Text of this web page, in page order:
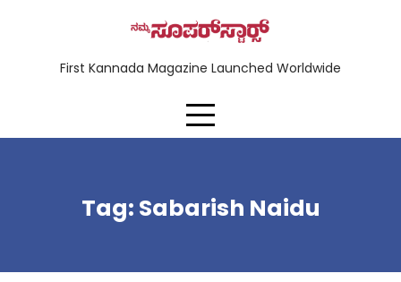
First Kannada Magazine Launched Worldwide
Tag: Sabarish Naidu